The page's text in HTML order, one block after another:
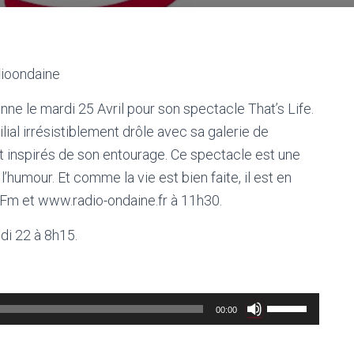
le mardi 25 Avril pour son spectacle That’s Life.
irrésistiblement drôle avec sa galerie de
de son entourage. Ce spectacle est une
Et comme la vie est bien faite, il est en
et www.radio-ondaine.fr à 11h30.
22 à 8h15.
00:00
Utilisez
les